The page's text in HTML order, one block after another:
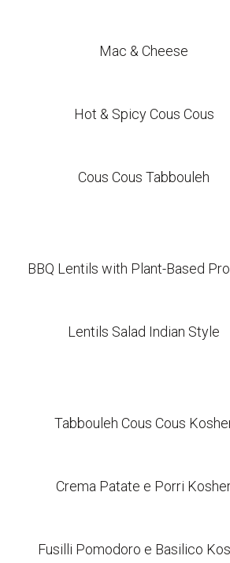
Mac & Cheese
Hot & Spicy Cous Cous
Cous Cous Tabbouleh
BBQ Lentils with Plant-Based
Lentils Salad Indian Style
Tabbouleh Cous Cous
Crema Patate e Porri
Fusilli Pomodoro e Basilico